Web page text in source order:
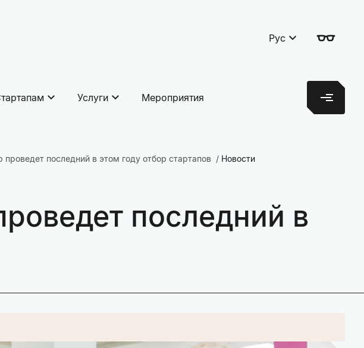
Рус
Услуги Мероприятия
проведет последний в этом году отбор стартапов Новости
последний в